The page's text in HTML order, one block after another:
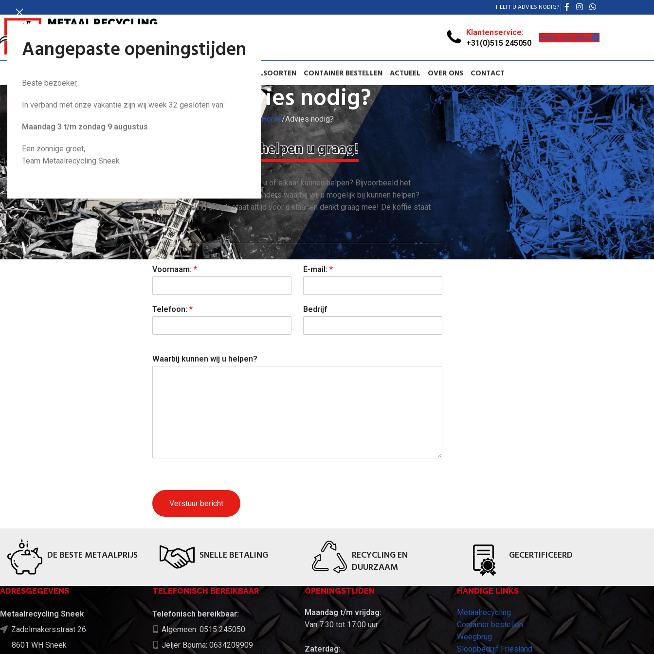
Aangepaste openingstijden
Beste bezoeker,
In verband met onze vakantie zijn wij week 32 gesloten van:
Maandag 3 t/m zondag 9 augustus
Een zonnige groet,
Team Metaalrecycling Sneek
HEEFT U ADVIES NODIG?
Klantenservice:
+31(0)515 245050
Gratis container
METAALSOORTEN CONTAINER BESTELLEN ACTUEEL OVER ONS CONTACT
Advies nodig?
Home Advies nodig?
Wij helpen u graag!
Heeft u advies nodig waarbij we u of elkaar kunnen helpen? Bijvoorbeeld het
of iets anders waarbij wij u mogelijk bij kunnen helpen?
Metaalrecycling Sneek staat altijd voor u klaar en denkt graag mee! De koffie staat
voor u klaar!
Voornaam: * E-mail: *
Telefoon: * Bedrijf
Waarbij kunnen wij u helpen?
Verstuur bericht
DE BESTE METAALPRIJS SNELLE BETALING
RECYCLING EN
DUURZAAM
GECERTIFICEERD
ADRESGEGEVENS
Metaalrecycling Sneek
Zadelmakersstraat 26
8601 WH Sneek
TELEFONISCH BEREIKBAAR
Telefonisch bereikbaar:
Algemeen: 0515 245050
Jeljer Bouma: 0634209909
OPENINGSTIJDEN
Maandag t/m vrijdag:
Van 7:30 tot 17:00 uur
Zaterdag:
HANDIGE LINKS
Metaalrecycling
Container bestellen
Weegbrug
Sloopbedrijf Friesland